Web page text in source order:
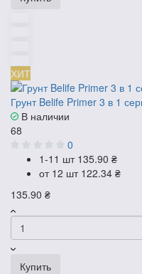
ХИТ
Грунт Belife Primer 3 в 1
В наличии
68
0
1-11 шт 135.90 ₴
от 12 шт 122.34 ₴
135.90 ₴
Купить